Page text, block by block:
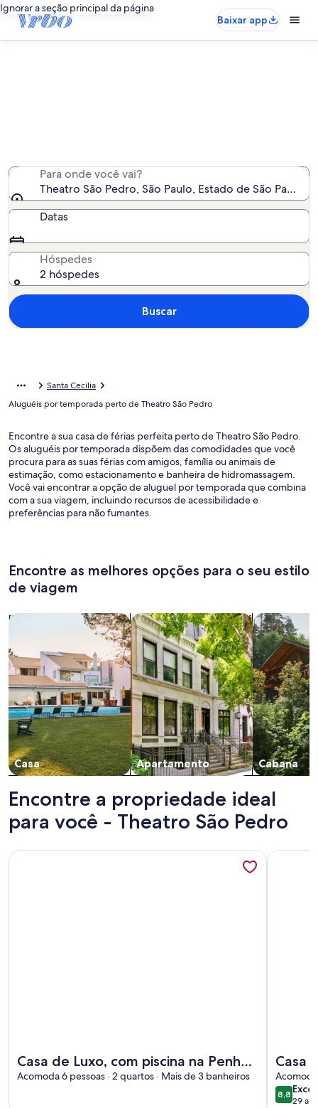
Ignorar a seção principal da página
Baixar app
Para onde você vai?
Theatro São Pedro, São Paulo, Estado de São Paulo,
Datas
Hóspedes
2 hóspedes
Buscar
Santa Cecília
Aluguéis por temporada perto de Theatro São Pedro
Encontre a sua casa de férias perfeita perto de Theatro São Pedro.
Os aluguéis por temporada dispõem das comodidades que você
procura para as suas férias com amigos, família ou animais de
estimação, como estacionamento e banheira de hidromassagem.
Você vai encontrar a opção de aluguel por temporada que combina
com a sua viagem, incluindo recursos de acessibilidade e
preferências para não fumantes.
Encontre as melhores opções para o seu estilo
de viagem
Casa
Busque casas
Apartamento
Busque apartamentos
Cabana
buscar
Encontre a propriedade ideal
para você - Theatro São Pedro
Casa de Luxo, com piscina na Penha,
ZL. Aceita day use até 30 pessoas
Acomoda 6 pessoas · 2 quartos · Mais de 3 banheiros
Mais informações sobre Casa de Luxo, com piscina na
Casa
8,88,8 de
29
Mais